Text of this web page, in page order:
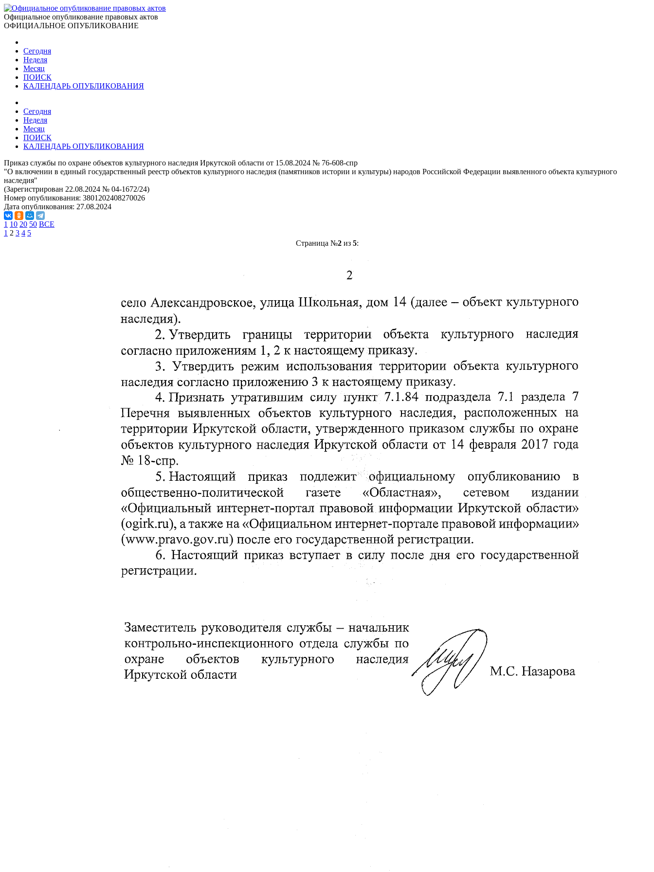
Официальное опубликование правовых актов
ОФИЦИАЛЬНОЕ ОПУБЛИКОВАНИЕ
Сегодня
Неделя
Месяц
ПОИСК
КАЛЕНДАРЬ ОПУБЛИКОВАНИЯ
Сегодня
Неделя
Месяц
ПОИСК
КАЛЕНДАРЬ ОПУБЛИКОВАНИЯ
Приказ службы по охране объектов культурного наследия Иркутской области от 15.08.2024 № 76-608-спр
"О включении в единый государственный реестр объектов культурного наследия (памятников истории и культуры) народов Российской Федерации выявленного объекта культурного
наследия"
(Зарегистрирован 22.08.2024 № 04-1672/24)
Номер опубликования: 3801202408270026
Дата опубликования: 27.08.2024
1 10 20 50 ВСЕ
1 2 3 4 5
Страница №2из 5: